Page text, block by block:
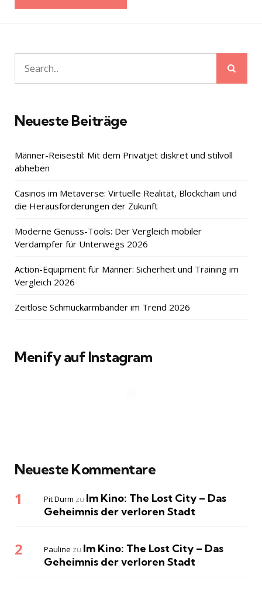
Search
for:
Neueste Beiträge
Männer-Reisestil: Mit dem Privatjet diskret und stilvoll
abheben
Casinos im Metaverse: Virtuelle Realität, Blockchain und
die Herausforderungen der Zukunft
Moderne Genuss-Tools: Der Vergleich mobiler
Verdampfer für Unterwegs 2026
Action-Equipment für Männer: Sicherheit und Training im
Vergleich 2026
Zeitlose Schmuckarmbänder im Trend 2026
Menify auf Instagram
Neueste Kommentare
Pit Durm zu Im Kino: The Lost City – Das
Geheimnis der verloren Stadt
Pauline zu Im Kino: The Lost City – Das
Geheimnis der verloren Stadt